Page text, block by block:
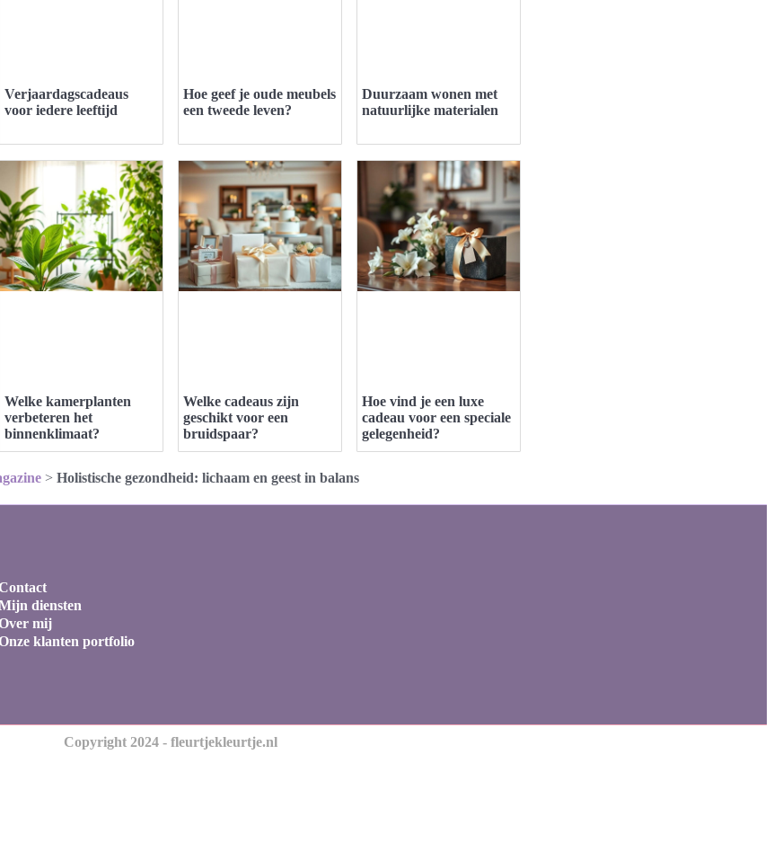
Verjaardagscadeaus
voor iedere leeftijd
Hoe geef je oude meubels
een tweede leven?
Duurzaam wonen met
natuurlijke materialen
Welke kamerplanten
verbeteren het
binnenklimaat?
Welke cadeaus zijn
geschikt voor een
bruidspaar?
Hoe vind je een luxe
cadeau voor een speciale
gelegenheid?
> Holistische gezondheid: lichaam en geest in balans
diensten
mij
klanten portfolio
Copyright 2024 - fleurtjekleurtje.nl